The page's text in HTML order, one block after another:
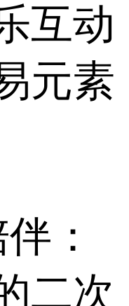
互动
元素
：
二次